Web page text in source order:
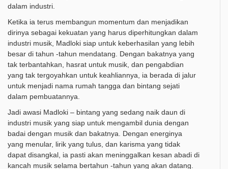
dalam industri.
Ketika ia terus membangun momentum dan menjadikan
dirinya sebagai kekuatan yang harus diperhitungkan dalam
industri musik, Madloki siap untuk keberhasilan yang lebih
besar di tahun -tahun mendatang. Dengan bakatnya yang
tak terbantahkan, hasrat untuk musik, dan pengabdian
yang tak tergoyahkan untuk keahliannya, ia berada di jalur
untuk menjadi nama rumah tangga dan bintang sejati
dalam pembuatannya.
Jadi awasi Madloki – bintang yang sedang naik daun di
industri musik yang siap untuk mengambil dunia dengan
badai dengan musik dan bakatnya. Dengan energinya
yang menular, lirik yang tulus, dan karisma yang tidak
dapat disangkal, ia pasti akan meninggalkan kesan abadi di
kancah musik selama bertahun -tahun yang akan datang.